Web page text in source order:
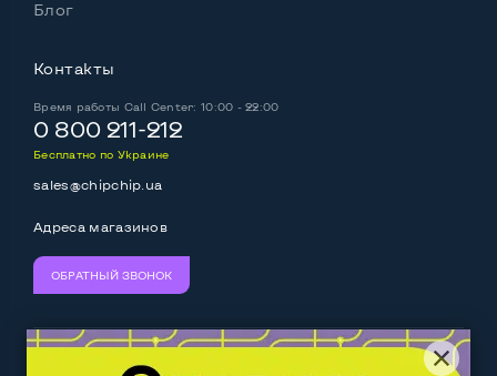
Блог
Контакты
Время работы Call Center: 10:00 - 22:00
0 800 211-212
Бесплатно по Украине
sales@chipchip.ua
Адреса магазинов
ОБРАТНЫЙ ЗВОНОК
Следите за нами: